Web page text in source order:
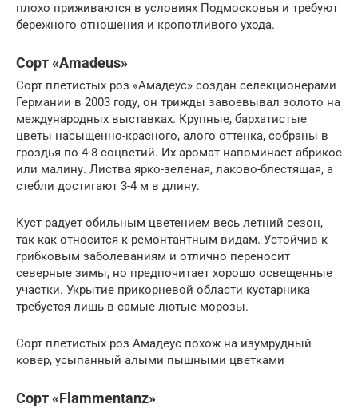
плохо приживаются в условиях Подмосковья и требуют
бережного отношения и кропотливого ухода.
Сорт «Amadeus»
Сорт плетистых роз «Амадеус» создан селекционерами
Германии в 2003 году, он трижды завоевывал золото на
международных выставках. Крупные, бархатистые
цветы насыщенно-красного, алого оттенка, собраны в
гроздья по 4-8 соцветий. Их аромат напоминает абрикос
или малину. Листва ярко-зеленая, лаково-блестящая, а
стебли достигают 3-4 м в длину.
Куст радует обильным цветением весь летний сезон,
так как относится к ремонтантным видам. Устойчив к
грибковым заболеваниям и отлично переносит
северные зимы, но предпочитает хорошо освещенные
участки. Укрытие прикорневой области кустарника
требуется лишь в самые лютые морозы.
Сорт плетистых роз Амадеус похож на изумрудный
ковер, усыпанный алыми пышными цветками
Сорт «Flammentanz»